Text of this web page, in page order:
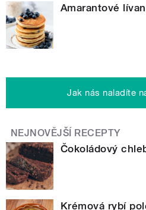
Amarantové
Jak nás naladíte
NEJNOVĚJŠÍ RECEPTY
Čokoládový
Krémová rybí